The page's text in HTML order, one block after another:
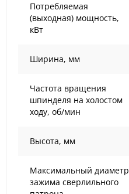
Потребляемая
(выходная) мощность,
кВт
Ширина, мм
Частота вращения
шпинделя на холостом
ходу, об/мин
Высота, мм
Максимальный диаметр
зажима сверлильного